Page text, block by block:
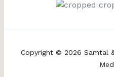
Copyright © 2026 Samtal